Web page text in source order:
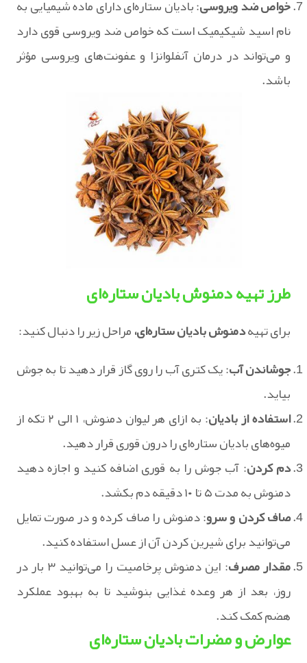
خواص ضد ویروسی: بادیان ستاره‌ای دارای ماده شیمیایی به
نام اسید شیکیمیک است که خواص ضد ویروسی قوی دارد
و می‌تواند در درمان آنفلوانزا و عفونت‌های ویروسی مؤثر
باشد.
طرز تهیه دمنوش بادیان ستاره‌ای
برای تهیهدمنوش بادیان ستاره‌ای،مراحل زیر را دنبال کنید:
جوشاندن آب: یک کتری آب را روی گاز قرار دهید تا به جوش
بیاید.
استفاده از بادیان
: به ازای هر لیوان دمنوش، ۱ الی ۲ تکه از
میوه‌های بادیان ستاره‌ای را درون قوری قرار دهید.
دم کردن: آب جوش را به قوری اضافه کنید و اجازه دهید
دمنوش به مدت ۵ تا ۱۰ دقیقه دم بکشد.
صاف کردن و سرو: دمنوش را صاف کرده و در صورت تمایل
می‌توانید برای شیرین کردن آن از عسل استفاده کنید.
مقدار مصرف
: این دمنوش پرخاصیت را می‌توانید ۳ بار در
روز، بعد از هر وعده غذایی بنوشید تا به بهبود عملکرد
هضم کمک کند.
عوارض و مضرات بادیان ستاره‌ای